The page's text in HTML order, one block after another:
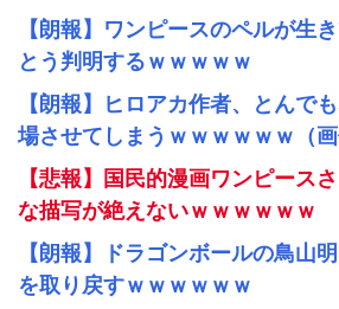
【朗報】ワンピースのペルが生
とう判明するｗｗｗｗｗ
【朗報】ヒロアカ作者、とんで
場させてしまうｗｗｗｗｗｗ（画
【悲報】国民的漫画ワンピース
な描写が絶えないｗｗｗｗｗｗ
【朗報】ドラゴンボールの鳥山
を取り戻すｗｗｗｗｗｗ